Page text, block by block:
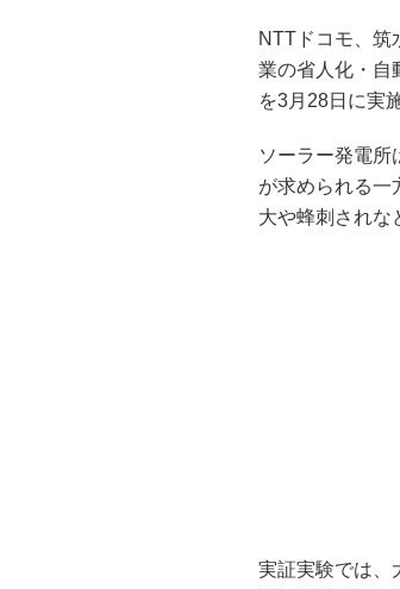
NTTドコモ、筑
業の省人化・自
を3月28日に実
ソーラー発電所
が求められる一
大や蜂刺されな
実証実験では、